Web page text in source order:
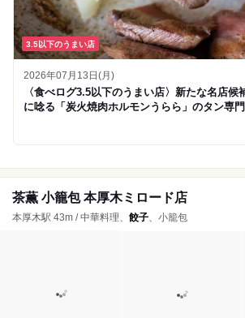
3.5以下のうまい店
2026年07月13日(月)
〈食べログ3.5以下のうまい店〉新たな名店
に唸る「炭火焼肉ホルモンうらら」のタン専
茶薫 小籠包 本厚木ミロード店
本厚木駅 43m / 中華料理、 餃子、小籠包